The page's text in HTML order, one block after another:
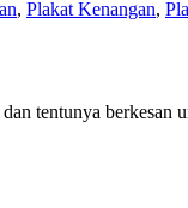
, Plakat Kenangan,
tentunya berkesan